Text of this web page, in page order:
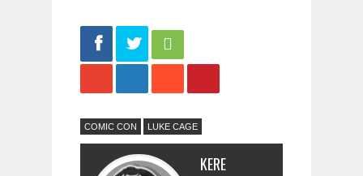
COMIC CON LUKE CAGE
KERE